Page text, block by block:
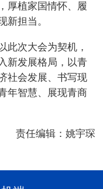
厚植家国情怀、履
新担当。
此次大会为契机，
新发展格局，以青
社会发展、书写现
年智慧、展现青商
责任编辑：姚宇琛